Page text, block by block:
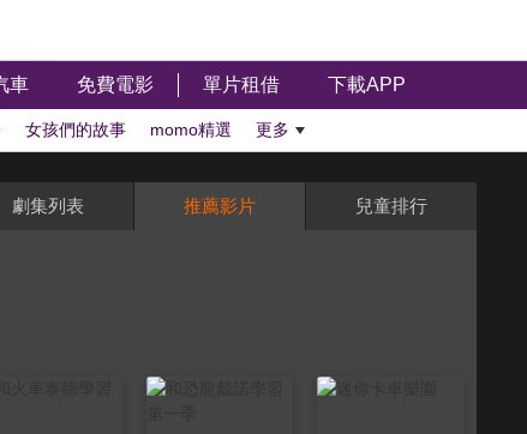
車 免費電影 單片租借 下載APP
女孩們的故事 momo精選 更多
劇集列表 推薦影片 兒童排行